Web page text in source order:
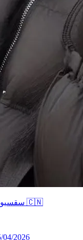
whereisemma09 - سقسيوني على الزواج في الصين 🇨🇳